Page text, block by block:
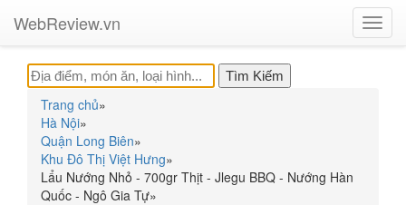
WebReview.vn
Trang chủ»
Hà Nội»
Quận Long Biên»
Khu Đô Thị Việt Hưng»
Lẩu Nướng Nhỏ - 700gr Thịt - Jlegu BBQ - Nướng Hàn
Quốc - Ngô Gia Tự»